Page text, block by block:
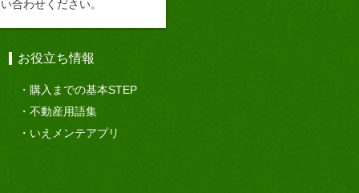
合わせください。
お役立ち情報
購入までの基本STEP
不動産用語集
いえメンテアプリ